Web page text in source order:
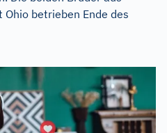
betrieben Ende des